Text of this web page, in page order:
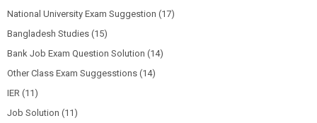
National University Exam Suggestion (17)
Bangladesh Studies (15)
Bank Job Exam Question Solution (14)
Other Class Exam Suggesstions (14)
IER (11)
Job Solution (11)